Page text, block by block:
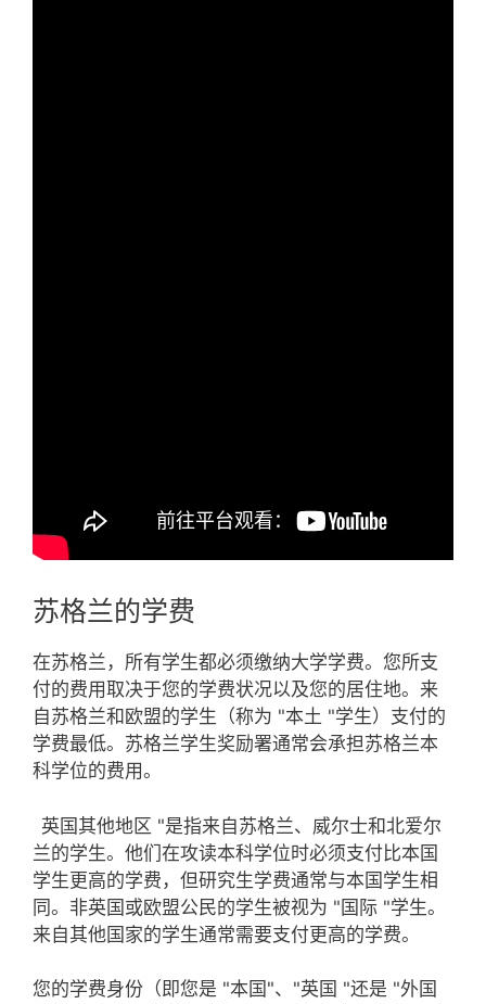
苏格兰的学费
在苏格兰，所有学生都必须缴纳大学学费。您所支
付的费用取决于您的学费状况以及您的居住地。来
自苏格兰和欧盟的学生（称为 "本土 "学生）支付的
学费最低。苏格兰学生奖励署通常会承担苏格兰本
科学位的费用。
英国其他地区 "是指来自苏格兰、威尔士和北爱尔
兰的学生。他们在攻读本科学位时必须支付比本国
学生更高的学费，但研究生学费通常与本国学生相
同。非英国或欧盟公民的学生被视为 "国际 "学生。
来自其他国家的学生通常需要支付更高的学费。
您的学费身份（即您是 "本国"、"英国 "还是 "外国